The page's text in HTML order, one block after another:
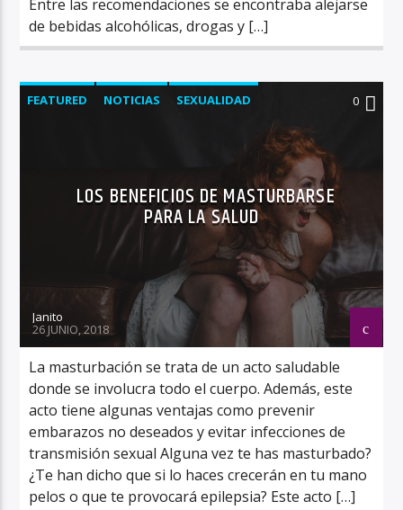
Entre las recomendaciones se encontraba alejarse
de bebidas alcohólicas, drogas y […]
FEATURED NOTICIAS SEXUALIDAD 0
LOS BENEFICIOS DE MASTURBARSE
PARA LA SALUD
Janito
26 JUNIO, 2018
La masturbación se trata de un acto saludable
donde se involucra todo el cuerpo. Además, este
acto tiene algunas ventajas como prevenir
embarazos no deseados y evitar infecciones de
transmisión sexual Alguna vez te has masturbado?
¿Te han dicho que si lo haces crecerán en tu mano
pelos o que te provocará epilepsia? Este acto […]